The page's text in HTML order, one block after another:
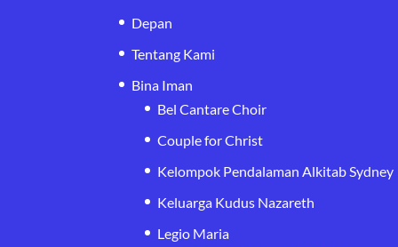
Depan
Tentang Kami
Bina Iman
Bel Cantare Choir
Couple for Christ
Kelompok Pendalaman Alkitab Sydney
Keluarga Kudus Nazareth
Legio Maria